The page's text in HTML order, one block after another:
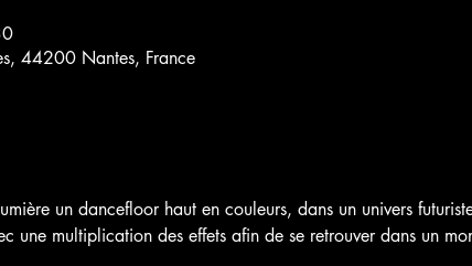
44200 Nantes, France
un dancefloor haut en couleurs, dans un univers
une multiplication des effets afin de se retrouver dans un